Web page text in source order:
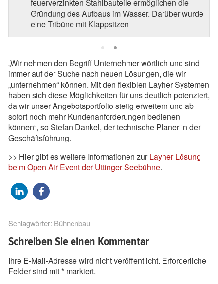
feuerverzinkten Stahlbauteile ermöglichen die
Gründung des Aufbaus im Wasser. Darüber wurde
eine Tribüne mit Klappsitzen
„Wir nehmen den Begriff Unternehmer wörtlich und sind
immer auf der Suche nach neuen Lösungen, die wir
„unternehmen“ können. Mit den flexiblen Layher Systemen
haben sich diese Möglichkeiten für uns deutlich potenziert,
da wir unser Angebotsportfolio stetig erweitern und ab
sofort noch mehr Kundenanforderungen bedienen
können“, so Stefan Dankel, der technische Planer in der
Geschäftsführung.
>> Hier gibt es weitere Informationen zurLayher Lösung
beim Open Air Event der Uttinger Seebühne.
Schlagwörter: Bühnenbau
Schreiben Sie einen Kommentar
Ihre E-Mail-Adresse wird nicht veröffentlicht. Erforderliche
Felder sind mit* markiert.